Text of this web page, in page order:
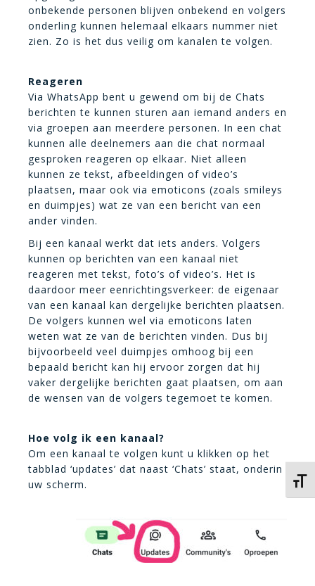
onbekende personen blijven onbekend en volgers
onderling kunnen helemaal elkaars nummer niet
zien. Zo is het dus veilig om kanalen te volgen.
Reageren
Via WhatsApp bent u gewend om bij de Chats
berichten te kunnen sturen aan iemand anders en
via groepen aan meerdere personen. In een chat
kunnen alle deelnemers aan die chat normaal
gesproken reageren op elkaar. Niet alleen
kunnen ze tekst, afbeeldingen of video’s
plaatsen, maar ook via emoticons (zoals smileys
en duimpjes) wat ze van een bericht van een
ander vinden.
Bij een kanaal werkt dat iets anders. Volgers
kunnen op berichten van een kanaal niet
reageren met tekst, foto’s of video’s. Het is
daardoor meer eenrichtingsverkeer: de eigenaar
van een kanaal kan dergelijke berichten plaatsen.
De volgers kunnen wel via emoticons laten
weten wat ze van de berichten vinden. Dus bij
bijvoorbeeld veel duimpjes omhoog bij een
bepaald bericht kan hij ervoor zorgen dat hij
vaker dergelijke berichten gaat plaatsen, om aan
de wensen van de volgers tegemoet te komen.
Hoe volg ik een kanaal?
Om een kanaal te volgen kunt u klikken op het
tabblad ‘updates’ dat naast ‘Chats’ staat, onderin
uw scherm.